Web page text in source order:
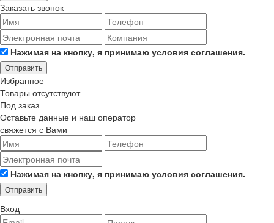
Заказать звонок
Нажимая на кнопку, я принимаю условия соглашения.
Отправить
Избранное
Товары отсутствуют
Под заказ
Оставьте данные и наш оператор
свяжется с Вами
Нажимая на кнопку, я принимаю условия соглашения.
Отправить
Вход